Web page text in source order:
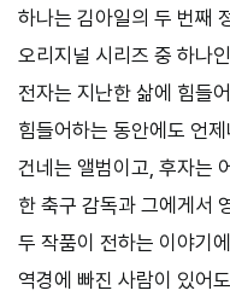
하나는 김아일의 두 번째
오리지널 시리즈 중 하나
전자는 지난한 삶에 힘들
힘들어하는 동안에도 언
건네는 앨범이고, 후자는
한 축구 감독과 그에게서
두 작품이 전하는 이야기
역경에 빠진 사람이 있어